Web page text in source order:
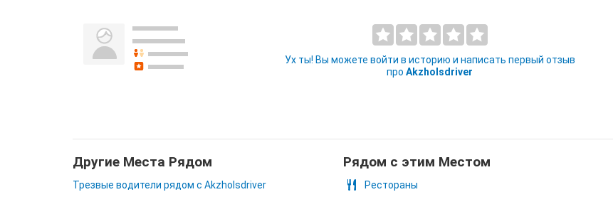
Ух ты! Вы можете войти в историю и написать первый отзыв
проAkzholsdriver
Другие Места Рядом
Трезвые водители рядом с Akzholsdriver
Рядом с этим Местом
Рестораны